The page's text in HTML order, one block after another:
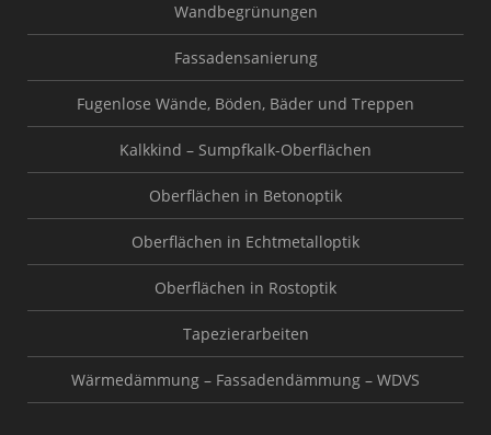
Wandbegrünungen
Fassadensanierung
Fugenlose Wände, Böden, Bäder und Treppen
Kalkkind – Sumpfkalk-Oberflächen
Oberflächen in Betonoptik
Oberflächen in Echtmetalloptik
Oberflächen in Rostoptik
Tapezierarbeiten
Wärmedämmung – Fassadendämmung – WDVS